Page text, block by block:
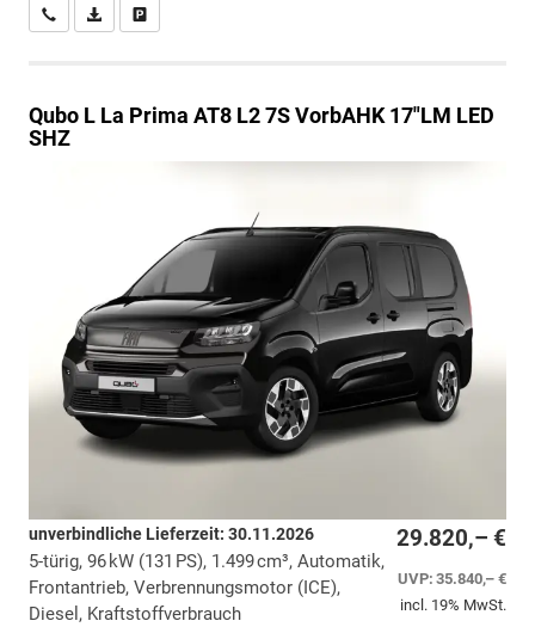
Wir rufen Sie anPDF-Datei, Fahrzeugexposé drucken
Qubo L La Prima AT8 L2 7S VorbAHK 17"LM LED
SHZ
29.820,– €
UVP:35.840,– €
incl. 19% MwSt.
unverbindliche Lieferzeit: 30.11.2026
5-türig, 96 kW (131 PS), 1.499 cm³, Automatik,
Frontantrieb, Verbrennungsmotor (ICE),
Diesel, Kraftstoffverbrauch